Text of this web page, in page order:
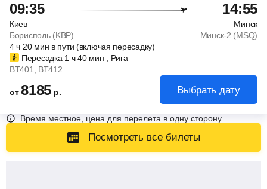
09:35 14:55
Киев
Минск
Борисполь (KBP)
Минск-2 (MSQ)
4ч 20 мин в пути (включая пересадку)
Пересадка 1 ч40 мин , Рига
BT401
, BT412
от8185 р. Выбрать дату
Время местное, цена для перелета в одну сторону
Посмотреть все билеты